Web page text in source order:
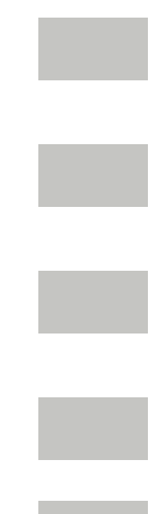
dicht